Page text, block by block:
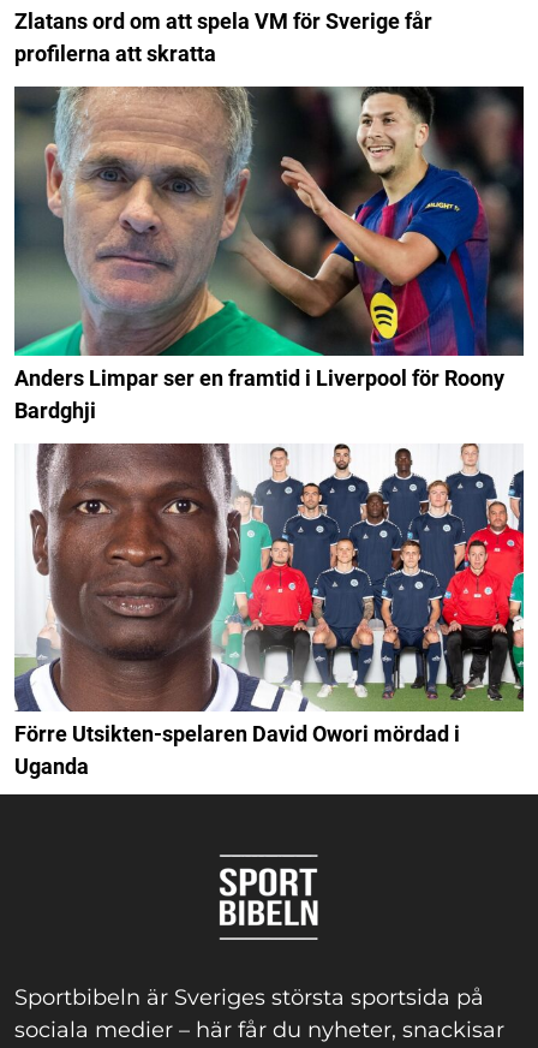
Zlatans ord om att spela VM för Sverige får
profilerna att skratta
Anders Limpar ser en framtid i Liverpool för Roony
Bardghji
Förre Utsikten-spelaren David Owori mördad i
Uganda
Sportbibeln är Sveriges största sportsida på
sociala medier – här får du nyheter, snackisar